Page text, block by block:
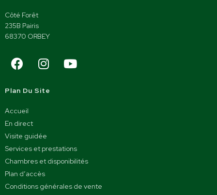
Côté Forêt
235B Pairis
68370 ORBEY
Plan Du Site
Accueil
En direct
Visite guidée
Services et prestations
Chambres et disponibilités
Plan d’accès
Conditions générales de vente